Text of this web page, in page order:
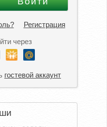
Регистрация
через
гостевой аккаунт